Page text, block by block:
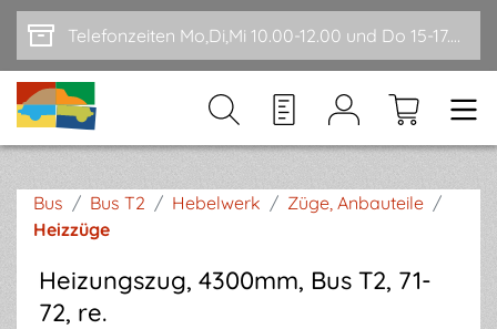
Zum Hauptinhalt springen Telefonzeiten Mo,Di,Mi 10.00-12.00 und Do 15-17.00
Bus / Bus T2 / Hebelwerk / Züge, Anbauteile /
Heizzüge
Heizungszug, 4300mm, Bus T2, 71-
72, re.